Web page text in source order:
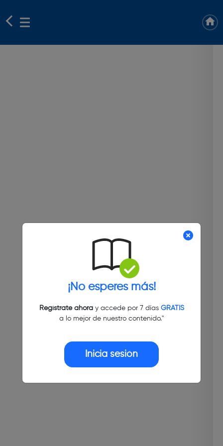
¡No esperes más!
Regístrate ahoray accede por 7 días GRATIS
a lo mejor de nuestro contenido."
Inicia sesión